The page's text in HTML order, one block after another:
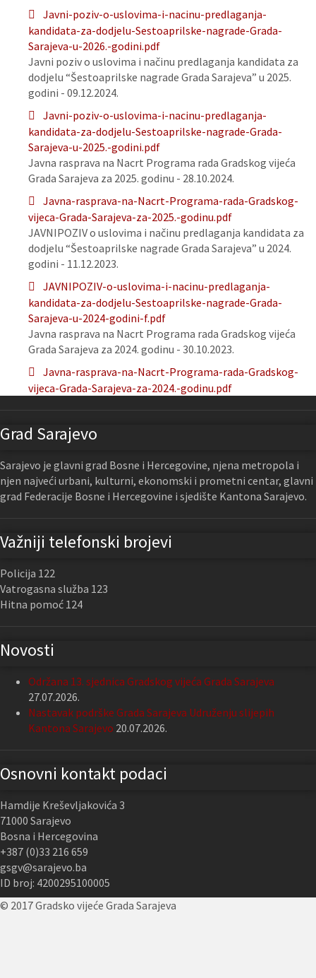
Javni-poziv-o-uslovima-i-nacinu-predlaganja-
kandidata-za-dodjelu-Sestoaprilske-nagrade-Grada-
Sarajeva-u-2026.-godini.pdf
Javni poziv o uslovima i načinu predlaganja kandidata za
dodjelu “Šestoaprilske nagrade Grada Sarajeva” u 2025.
godini - 09.12.2024.
Javni-poziv-o-uslovima-i-nacinu-predlaganja-
kandidata-za-dodjelu-Sestoaprilske-nagrade-Grada-
Sarajeva-u-2025.-godini.pdf
Javna rasprava na Nacrt Programa rada Gradskog vijeća
Grada Sarajeva za 2025. godinu - 28.10.2024.
Javna-rasprava-na-Nacrt-Programa-rada-Gradskog-
vijeca-Grada-Sarajeva-za-2025.-godinu.pdf
JAVNIPOZIV o uslovima i načinu predlaganja kandidata za
dodjelu “Šestoaprilske nagrade Grada Sarajeva” u 2024.
godini - 11.12.2023.
JAVNIPOZIV-o-uslovima-i-nacinu-predlaganja-
kandidata-za-dodjelu-Sestoaprilske-nagrade-Grada-
Sarajeva-u-2024-godini-f.pdf
Javna rasprava na Nacrt Programa rada Gradskog vijeća
Grada Sarajeva za 2024. godinu - 30.10.2023.
Javna-rasprava-na-Nacrt-Programa-rada-Gradskog-
vijeca-Grada-Sarajeva-za-2024.-godinu.pdf
Grad Sarajevo
Sarajevo je glavni grad Bosne i Hercegovine, njena metropola i
njen najveći urbani, kulturni, ekonomski i prometni centar, glavni
grad Federacije Bosne i Hercegovine i sjedište Kantona Sarajevo.
Važniji telefonski brojevi
Policija 122
Vatrogasna služba 123
Hitna pomoć 124
Novosti
Održana 13. sjednica Gradskog vijeća Grada Sarajeva
27.07.2026.
Nastavak podrške Grada Sarajeva Udruženju slijepih
Kantona Sarajevo 20.07.2026.
Osnovni kontakt podaci
Hamdije Kreševljakovića 3
71000 Sarajevo
Bosna i Hercegovina
+387 (0)33 216 659
gsgv@sarajevo.ba
ID broj: 4200295100005
© 2017 Gradsko vijeće Grada Sarajeva